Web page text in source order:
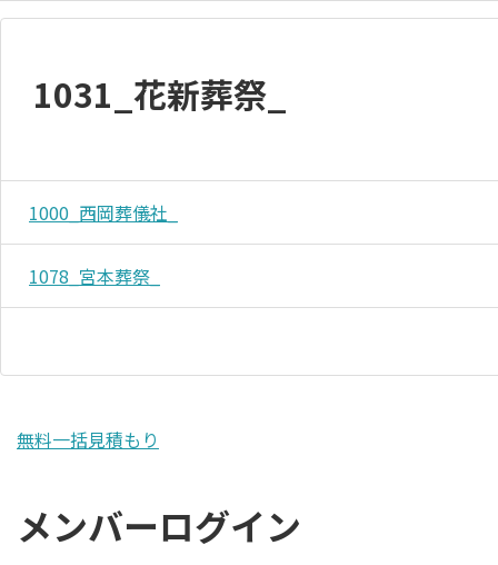
1031_花新葬祭_
1000_西岡葬儀社_
1078_宮本葬祭_
無料一括見積もり
メンバーログイン